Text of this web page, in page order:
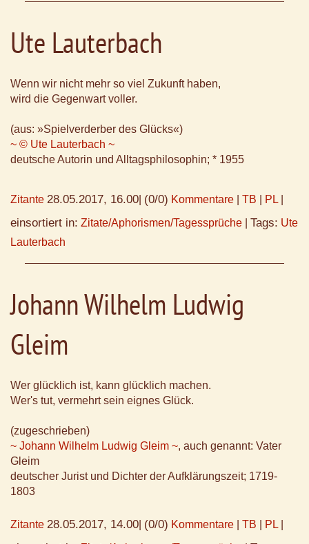
Ute Lauterbach
Wenn wir nicht mehr so viel Zukunft haben,
wird die Gegenwart voller.
(aus: »Spielverderber des Glücks«)
~ © Ute Lauterbach ~
deutsche Autorin und Alltagsphilosophin; * 1955
Zitante 28.05.2017, 16.00 (0/0) Kommentare TB PL
einsortiert in: Zitate/Aphorismen/Tagessprüche Tags: Ute
Lauterbach
Johann Wilhelm Ludwig
Gleim
Wer glücklich ist, kann glücklich machen.
Wer's tut, vermehrt sein eignes Glück.
(zugeschrieben)
~ Johann Wilhelm Ludwig Gleim ~, auch genannt: Vater
Gleim
deutscher Jurist und Dichter der Aufklärungszeit; 1719-
1803
Zitante 28.05.2017, 14.00 (0/0) Kommentare TB PL